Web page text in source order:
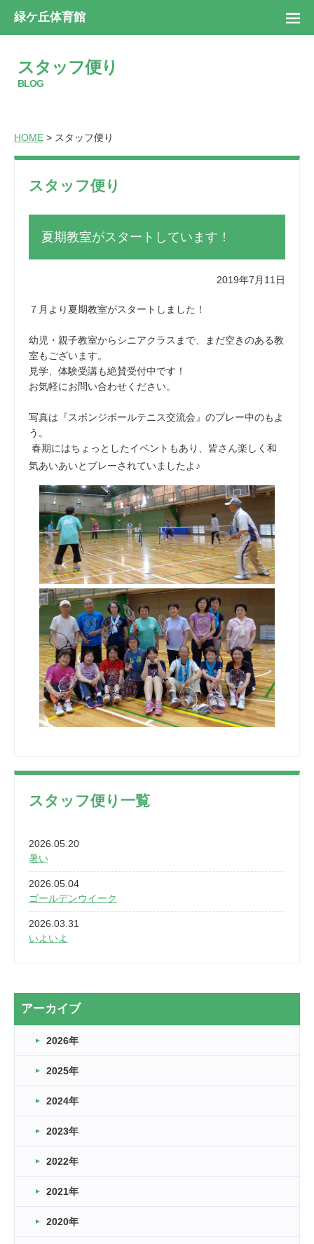
緑ケ丘体育館
スタッフ便り
BLOG
HOME > スタッフ便り
スタッフ便り
夏期教室がスタートしています！
2019年7月11日
７月より夏期教室がスタートしました！
幼児・親子教室からシニアクラスまで、まだ空きのある教
室もございます。
見学、体験受講も絶賛受付中です！
お気軽にお問い合わせください。
写真は『スポンジボールテニス交流会』のプレー中のもよ
う。
春期にはちょっとしたイベントもあり、皆さん楽しく和
気あいあいとプレーされていましたよ♪
スタッフ便り一覧
2026.05.20
暑い
2026.05.04
ゴールデンウイーク
2026.03.31
いよいよ
2026.03.20
なぎなた
2026.03.16
車いすバスケとRくんのお話
卒業・卒園の季節★
2026.03.11
緑ケ丘体育館
2022.11.03
アーカイブ
2026年
2025年
2024年
2023年
2022年
2021年
2020年